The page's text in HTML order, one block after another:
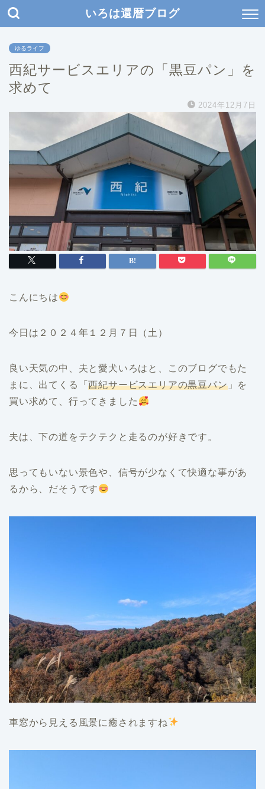
いろは還暦ブログ
ゆるライフ
西紀サービスエリアの「黒豆パン」を
求めて
2024年12月7日
こんにちは
今日は２０２４年１２月７日（土）
良い天気の中、夫と愛犬いろはと、このブログでもた
まに、出てくる「西紀サービスエリアの黒豆パン」を
買い求めて、行ってきました
夫は、下の道をテクテクと走るのが好きです。
思ってもいない景色や、信号が少なくて快適な事があ
るから、だそうです
車窓から見える風景に癒されますね